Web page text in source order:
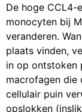
De hoge CCL4-
monocyten bij
veranderen.
plaats vinden,
in op ontstoken
macrofagen die
cellulair puin
opslokken